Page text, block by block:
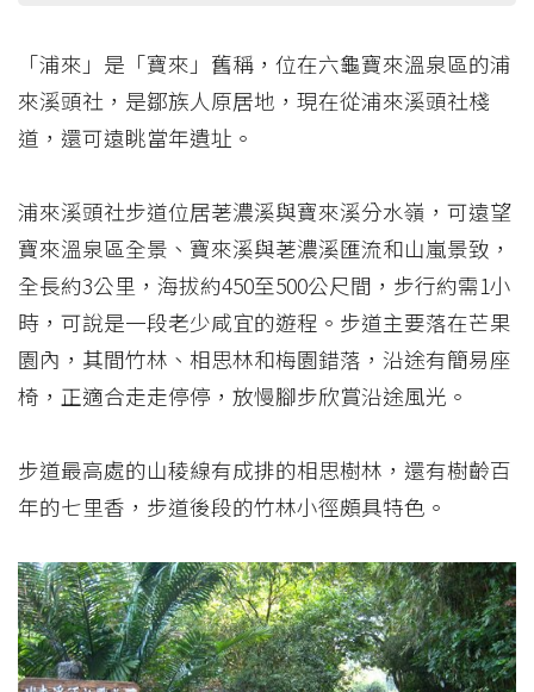
「浦來」是「寶來」舊稱，位在六龜寶來溫泉區的浦
來溪頭社，是鄒族人原居地，現在從浦來溪頭社棧
道，還可遠眺當年遺址。
浦來溪頭社步道位居荖濃溪與寶來溪分水嶺，可遠望
寶來溫泉區全景、寶來溪與荖濃溪匯流和山嵐景致，
全長約3公里，海拔約450至500公尺間，步行約需1小
時，可說是一段老少咸宜的遊程。步道主要落在芒果
園內，其間竹林、相思林和梅園錯落，沿途有簡易座
椅，正適合走走停停，放慢腳步欣賞沿途風光。
步道最高處的山稜線有成排的相思樹林，還有樹齡百
年的七里香，步道後段的竹林小徑頗具特色。